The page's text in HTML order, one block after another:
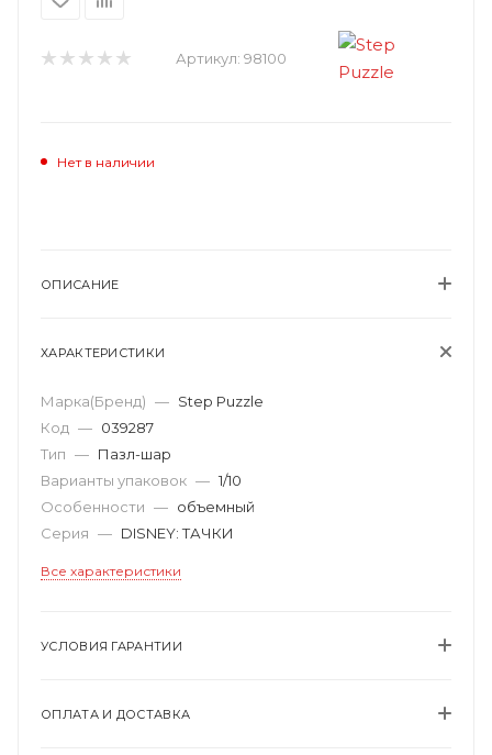
Артикул: 98100
Нет в наличии
ОПИСАНИЕ
ХАРАКТЕРИСТИКИ
Марка(Бренд) — Step Puzzle
Код — 039287
Тип — Пазл-шар
Варианты упаковок — 1/10
Особенности — объемный
Серия — DISNEY: ТАЧКИ
Все характеристики
УСЛОВИЯ ГАРАНТИИ
ОПЛАТА И ДОСТАВКА